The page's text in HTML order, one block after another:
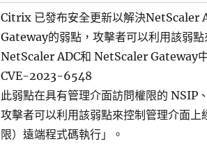
Citrix 已發布安全更新以解決NetScaler
Gateway的弱點，攻擊者可以利用該弱
NetScaler ADC和 NetScaler Gateway
CVE-2023-6548
此弱點在具有管理介面訪問權限的 NSIP
攻擊者可以利用該弱點來控制管理介面上
限）遠端程式碼執行」。